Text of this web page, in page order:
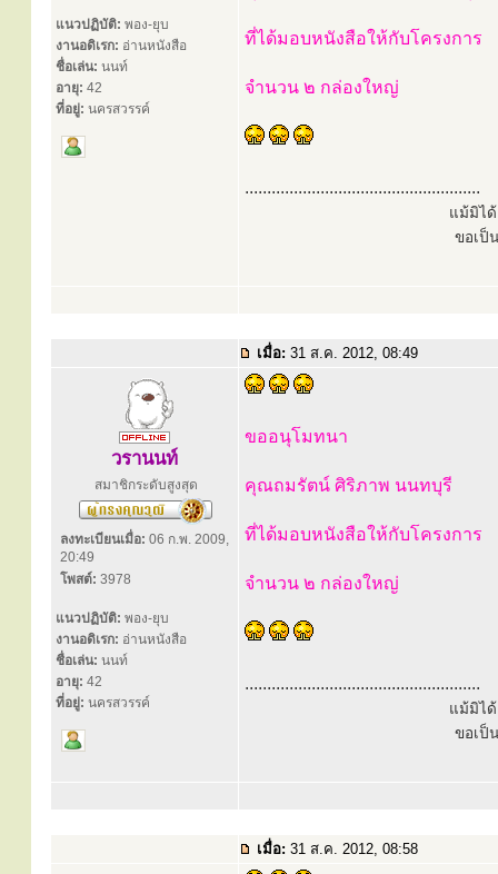
แนวปฏิบัติ: พอง-ยุบ
งานอดิเรก: อ่านหนังสือ
ชื่อเล่น: นนท์
อายุ: 42
ที่อยู่: นครสวรรค์
ที่ได้มอบหนังสือให้กับโครงการ
จำนวน ๒ กล่องใหญ่
.....................................................
แม้มิได้
ขอเป็
เมื่อ: 31 ส.ค. 2012, 08:49
วรานนท์
สมาชิกระดับสูงสุด
ลงทะเบียนเมื่อ: 06 ก.พ. 2009,
20:49
โพสต์: 3978
แนวปฏิบัติ: พอง-ยุบ
งานอดิเรก: อ่านหนังสือ
ชื่อเล่น: นนท์
อายุ: 42
ที่อยู่: นครสวรรค์
ขออนุโมทนา
คุณถมรัตน์ ศิริภาพ นนทบุรี
ที่ได้มอบหนังสือให้กับโครงการ
จำนวน ๒ กล่องใหญ่
.....................................................
แม้มิได้
ขอเป็
เมื่อ: 31 ส.ค. 2012, 08:58